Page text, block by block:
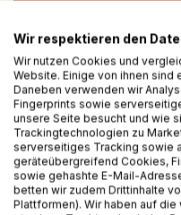
Auf die Merkliste
Titel bewerten
BESCHREIBUNG
Wir respektieren den
Wir nutzen Cookies und
Website. Einige von ihnen
Daneben verwenden wir
Fingerprints sowie
unsere Seite besucht und wie
Trackingtechnologien zu
serverseitiges Tracking sowie
geräteübergreifend Cookies,
sowie gehashte E-Mail-
betten wir zudem Drittinhalte
Plattformen). Wir haben auf